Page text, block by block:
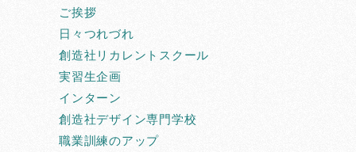
ご挨拶
日々つれづれ
創造社リカレントスクール
実習生企画
インターン
創造社デザイン専門学校
職業訓練のアップ